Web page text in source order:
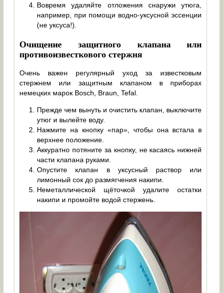
Вовремя удаляйте отложения снаружи утюга,
например, при помощи водно-уксусной эссенции
(не уксуса!).
Очищение защитного клапана или
противоизвесткового стержня
Очень важен регулярный уход за известковым
стержнем или защитным клапаном в приборах
немецких марок Bosсh, Braun, Tefal.
Прежде чем вынуть и очистить клапан, выключите
утюг и вылейте воду.
Нажмите на кнопку «пар», чтобы она встала в
верхнее положение.
Аккуратно потяните за кнопку, не касаясь нижней
части клапана руками.
Опустите клапан в уксусный раствор или
лимонный сок до размягчения накипи.
Неметаллической щёточкой удалите остатки
накипи и промойте водой стержень.